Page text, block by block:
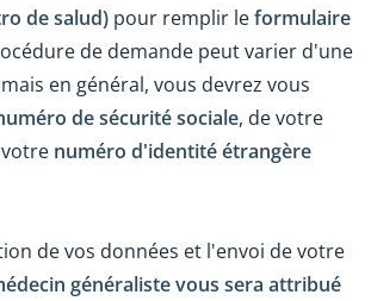
de salud) pour remplir leformulaire
de demande peut varier d'une
en général, vous devrez vous
de sécurité sociale, de votre
numéro d'identité étrangère
de vos données et l'envoi de votre
généraliste vous sera attribué